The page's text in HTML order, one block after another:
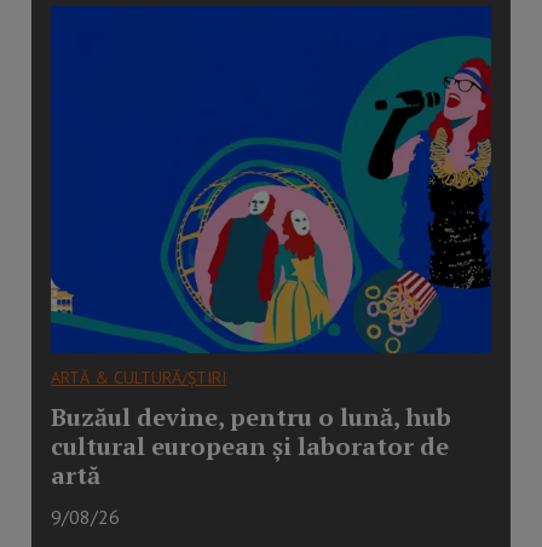
ARTĂ & CULTURĂ/ȘTIRI
Buzăul devine, pentru o lună, hub
cultural european și laborator de
artă
9/08/26